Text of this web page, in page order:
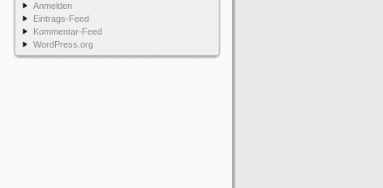
Anmelden
Eintrags-Feed
Kommentar-Feed
WordPress.org